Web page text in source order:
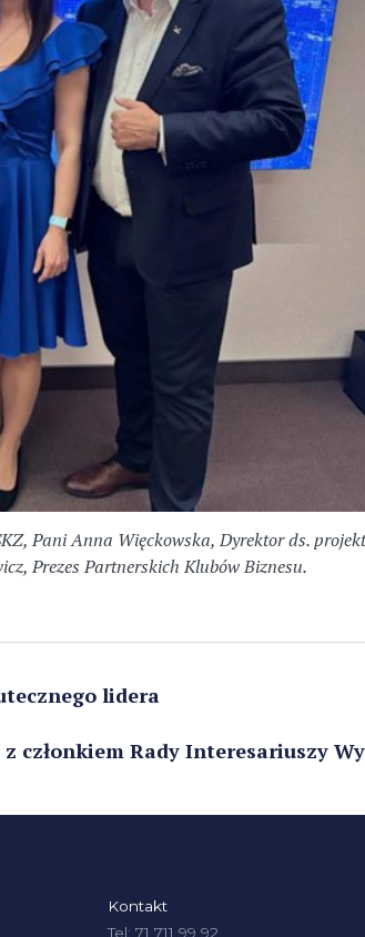
Pani Anna Więckowska, Dyrektor ds.
Prezes Partnerskich Klubów Biznesu.
lidera
członkiem Rady Interesariuszy
Kontakt
Tel: 71 711 99 92